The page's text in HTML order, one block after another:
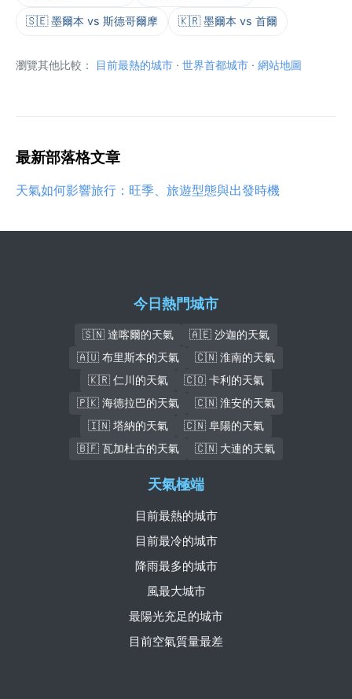
🇸🇪 墨爾本 vs 斯德哥爾摩 🇰🇷 墨爾本 vs 首爾
瀏覽其他比較： 目前最熱的城市 · 世界首都城市 · 網站地圖
最新部落格文章
天氣如何影響旅行：旺季、旅遊型態與出發時機
今日熱門城市
🇸🇳 達喀爾的天氣
🇦🇪 沙迦的天氣
🇦🇺 布里斯本的天氣
🇨🇳 淮南的天氣
🇰🇷 仁川的天氣
🇨🇴 卡利的天氣
🇵🇰 海德拉巴的天氣
🇨🇳 淮安的天氣
🇮🇳 塔納的天氣
🇨🇳 阜陽的天氣
🇧🇫 瓦加杜古的天氣
🇨🇳 大連的天氣
天氣極端
目前最熱的城市
目前最冷的城市
降雨最多的城市
風最大城市
最陽光充足的城市
目前空氣質量最差